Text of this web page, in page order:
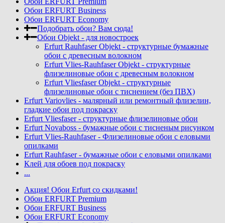
Обои ERFURT Business
Обои ERFURT Economy
Подобрать обои? Вам сюда!
Обои Objekt - для новостроек
Erfurt Rauhfaser Objekt - cтруктурные бумажные
обои с древесным волокном
Erfurt Vlies-Rauhfaser Objekt - структурные
флизелиновые обои с древесным волокном
Erfurt Vliesfaser Objekt - структурные
флизелиновые обои с тиснением (без ПВХ)
Erfurt Variovlies - малярный или ремонтный флизелин,
гладкие обои под покраску
Erfurt Vliesfaser - структурные флизелиновые обои
Erfurt Novaboss - бумажные обои с тисненым рисунком
Erfurt Vlies-Rauhfaser - Флизелиновые обои с еловыми
опилками
Erfurt Rauhfaser - бумажные обои с еловыми опилками
Клей для обоев под покраску
...
Акция! Обои Erfurt со скидками!
Обои ERFURT Premium
Обои ERFURT Business
Обои ERFURT Economy